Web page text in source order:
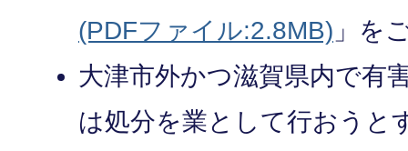
(PDFファイル:2.8MB) 」を
大津市外かつ滋賀県内で有
は処分を業として行おうと